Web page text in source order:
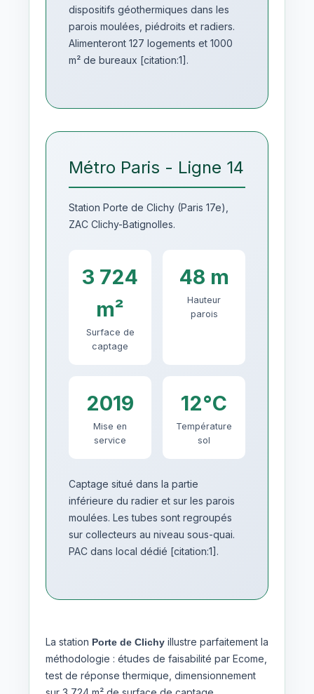
dispositifs géothermiques dans les
parois moulées, piédroits et radiers.
Alimenteront 127 logements et 1000
m² de bureaux [citation:1].
Métro Paris - Ligne 14
Station Porte de Clichy (Paris 17e),
ZAC Clichy-Batignolles.
3 724
m²
Surface de
captage
48 m
Hauteur
parois
2019
Mise en
service
12°C
Température
sol
Captage situé dans la partie
inférieure du radier et sur les parois
moulées. Les tubes sont regroupés
sur collecteurs au niveau sous-quai.
PAC dans local dédié [citation:1].
La station Porte de Clichy illustre parfaitement la
méthodologie : études de faisabilité par Ecome,
test de réponse thermique, dimensionnement